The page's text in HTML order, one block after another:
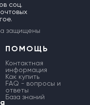
соц.
защищены
ПОМОЩЬ
Контактная
информация
Как купить
FAQ - вопросы и
ответы
База знаний